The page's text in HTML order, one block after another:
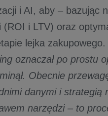
i AI, aby – bazując
i LTV) oraz
etapie lejka
oznaczał po prostu
Obecnie
danymi i strategią
narzędzi – to